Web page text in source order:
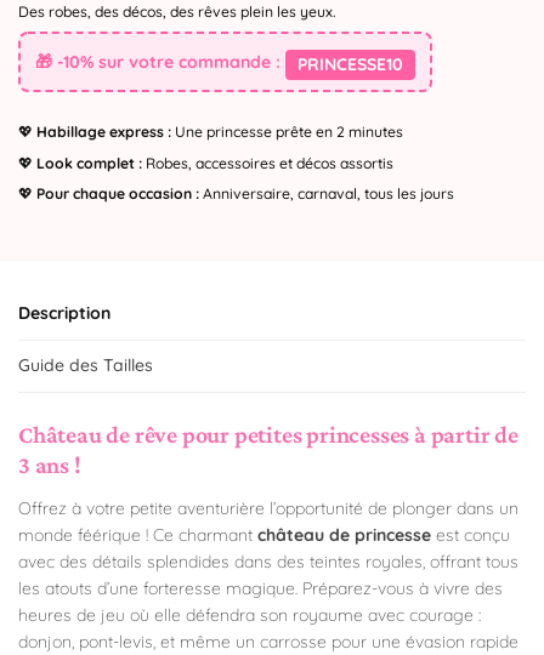
Des robes, des décos, des rêves plein les yeux.
🎁 -10% sur votre commande : PRINCESSE10
💖 Habillage express : Une princesse prête en 2 minutes
💖 Look complet : Robes, accessoires et décos assortis
💖 Pour chaque occasion : Anniversaire, carnaval, tous les jours
Description
Guide des Tailles
Château de rêve pour petites princesses à partir de
3 ans !
Offrez à votre petite aventurière l’opportunité de plonger dans un
monde féérique ! Ce charmant château de princesse est conçu
avec des détails splendides dans des teintes royales, offrant tous
les atouts d’une forteresse magique. Préparez-vous à vivre des
heures de jeu où elle défendra son royaume avec courage :
donjon, pont-levis, et même un carrosse pour une évasion rapide